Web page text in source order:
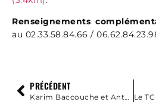
Renseignements
au 02.33.58.84.66 /
PRÉCÉDENT
Karim Baccouche et Antoine Turpin au Trail d’Erquy le 30 Avril 2022